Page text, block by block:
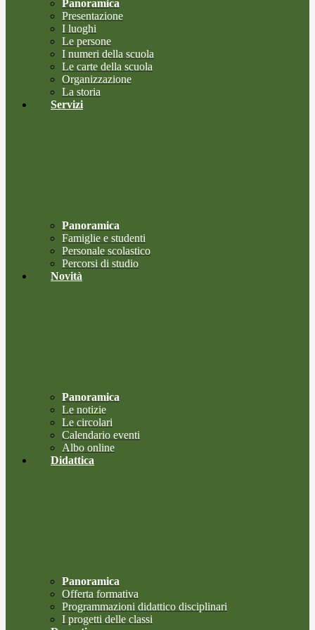
Panoramica
Presentazione
I luoghi
Le persone
I numeri della scuola
Le carte della scuola
Organizzazione
La storia
Servizi
Panoramica
Famiglie e studenti
Personale scolastico
Percorsi di studio
Novità
Panoramica
Le notizie
Le circolari
Calendario eventi
Albo online
Didattica
Panoramica
Offerta formativa
Programmazioni didattico disciplinari
I progetti delle classi